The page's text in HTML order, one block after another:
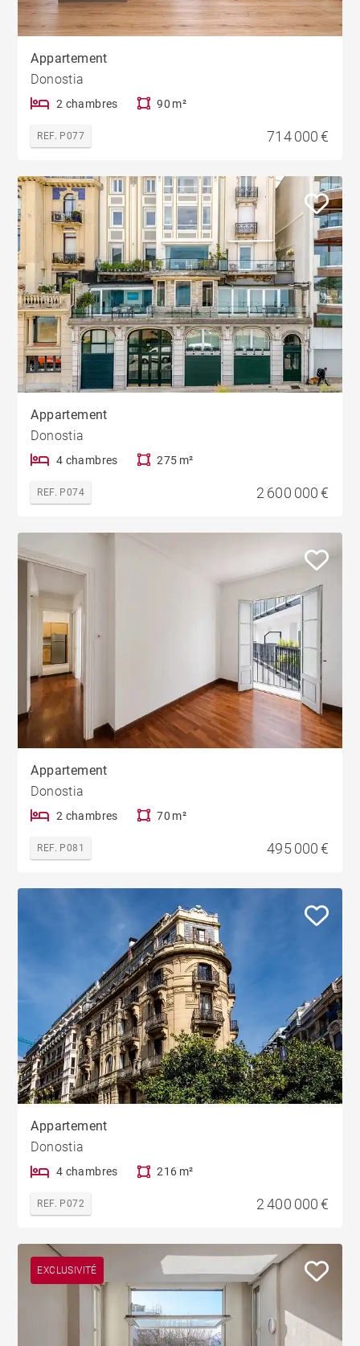
Appartement
Donostia
2 chambres 90 m²
REF. P077 714 000 €
Appartement
Donostia
4 chambres 275 m²
REF. P074 2 600 000 €
Appartement
Donostia
2 chambres 70 m²
REF. P081 495 000 €
Appartement
Donostia
4 chambres 216 m²
REF. P072 2 400 000 €
EXCLUSIVITÉ